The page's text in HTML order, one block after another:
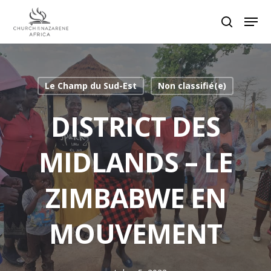
Hit enter to search or ESC to close
Le Champ du Sud-Est Non classifié(e)
DISTRICT DES
MIDLANDS – LE
ZIMBABWE EN
MOUVEMENT